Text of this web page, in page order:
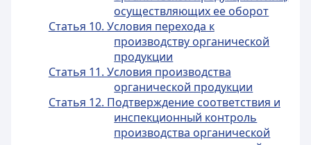
осуществляющих ее оборот
Статья 10. Условия перехода к
производству органической
продукции
Статья 11. Условия производства
органической продукции
Статья 12. Подтверждение соответствия и
инспекционный контроль
производства органической